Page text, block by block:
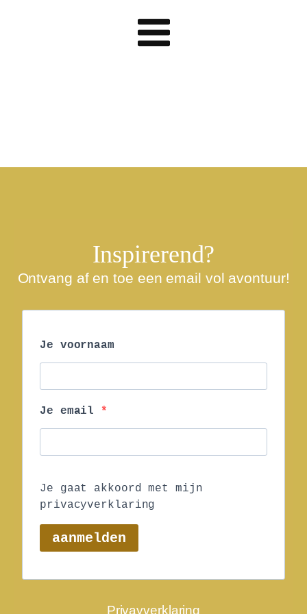
Inspirerend?
Ontvang af en toe een email vol avontuur!
Je voornaam
Je email
Je gaat akkoord met mijn
privacyverklaring
aanmelden
Privayverklaring